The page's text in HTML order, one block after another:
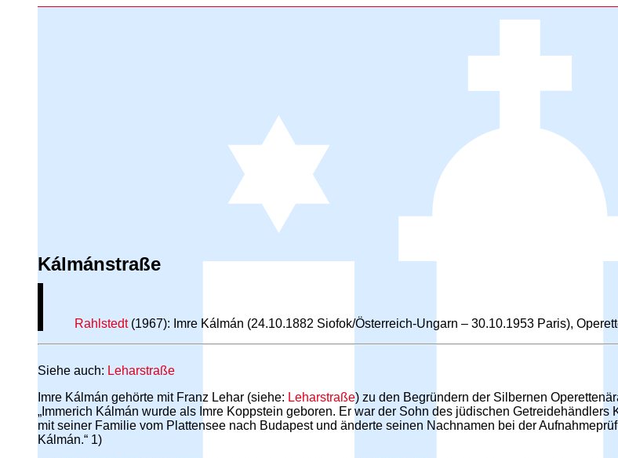
Kálmánstraße
Rahlstedt(1967): Imre Kálmán (24.10.1882 Siofok/Österreich-Ungarn – 30.10.1953 Paris),
Siehe auch: Leharstraße
Imre Kálmán gehörte mit Franz Lehar (siehe: Leharstraße) zu den Begründern der Silbernen
„Immerich Kálmán wurde als Imre Koppstein geboren. Er war der Sohn des jüdischen
mit seiner Familie vom Plattensee nach Budapest und änderte seinen Nachnamen bei der
Kálmán.“ 1)